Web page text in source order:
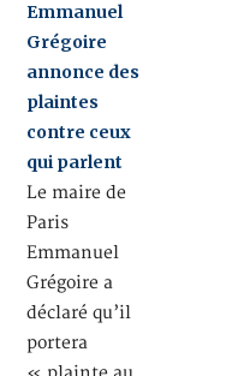
Emmanuel
Grégoire
annonce des
plaintes
contre ceux
qui parlent
Le maire de
Paris
Emmanuel
Grégoire a
déclaré qu’il
portera